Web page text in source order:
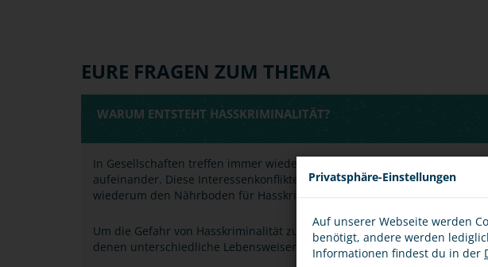
EURE FRAGEN ZUM THEMA
WARUM ENTSTEHT HASSKRIMINALITÄT?
In Gesellschaften treffen immer wieder Gruppen mit unterschiedlichen
aufeinander. Diese Interessenkonflikte beeinflussen Vorurteile gegenüber
wiederum den Nährboden für Hasskriminalität bilden.
Um die Gefahr von Hasskriminalität zu mindern, ist es von daher wichtig,
denen unterschiedliche Lebensweisen und Weltanschauungen
Privatsphäre-Einstellungen
Auf unserer Webseite werden
benötigt, andere werden
Informationen findest du in der